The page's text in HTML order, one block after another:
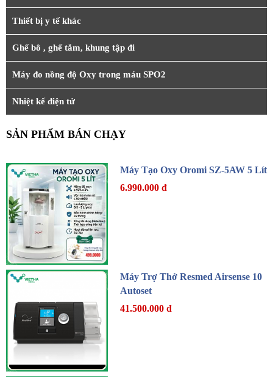
Thiết bị y tế khác
Ghế bô , ghế tắm, khung tập đi
Máy đo nồng độ Oxy trong máu SPO2
Nhiệt kế điện tử
SẢN PHẨM BÁN CHẠY
Máy Tạo Oxy Oromi SZ-5AW 5 Lít
6.990.000 đ
Máy Trợ Thở Resmed Airsense 10
Autoset
41.500.000 đ